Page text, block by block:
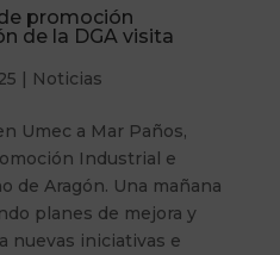
promoción
de la DGA visita
| Noticias
Umec a Mar Paños,
Industrial e
de Aragón. Una mañana
planes de mejora y
nuevas iniciativas e